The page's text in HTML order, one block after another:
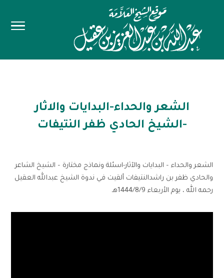
الشعر والحداء-البدايات والاثار
-الشيخ الحادي ظفر النتيفات
الشعر والحداء – البدايات والآثار-اسئلة ونماذج مختارة – الشيخ الشاعر
والحادي ظفر بن راشدالنتيفات ألقيت في ندوة الشيخ عبدالله العقيل
رحمه الله ، يوم الأربعاء 1444/8/9هـ